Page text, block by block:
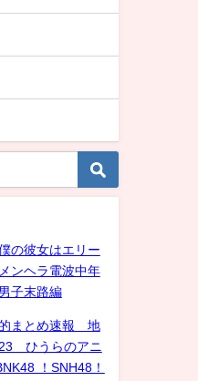
の彼女はエリー
ンヘラ電波中年
子末路編
まとめ速報 地
ひうらのアニ
！SNH48！